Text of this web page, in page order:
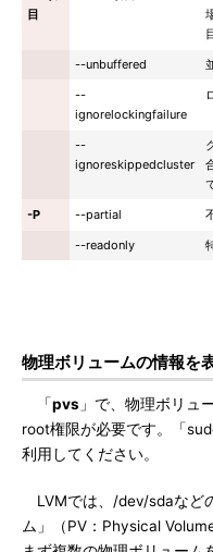
目
--unbuffered
--
ignorelockingfailure
--
ignoreskippedcluster
-P
--partial
--readonly
物理ボリュームの情報を
「pvs 」で、物理ボリュ
root権限が必要です。「
利用してください。
LVMでは、/dev/sdaなど
ム」（PV：Physical